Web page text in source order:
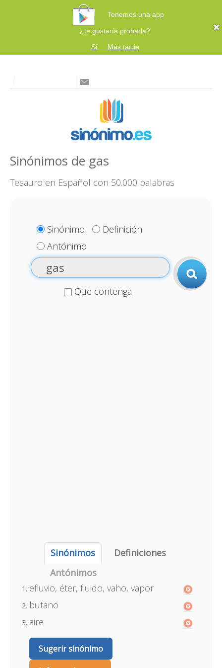
Tenemos una app
¿te gustaría probarla?
Sí
Más tarde
Sinónimos de gas
Tesauro en Español con 50.000 palabras
Sinónimo
Definición
Antónimo
Que contenga
Sinónimos
Definiciones
Antónimos
efluvio, éter, fluido, vaho, vapor
butano
aire
Sugerir sinónimo